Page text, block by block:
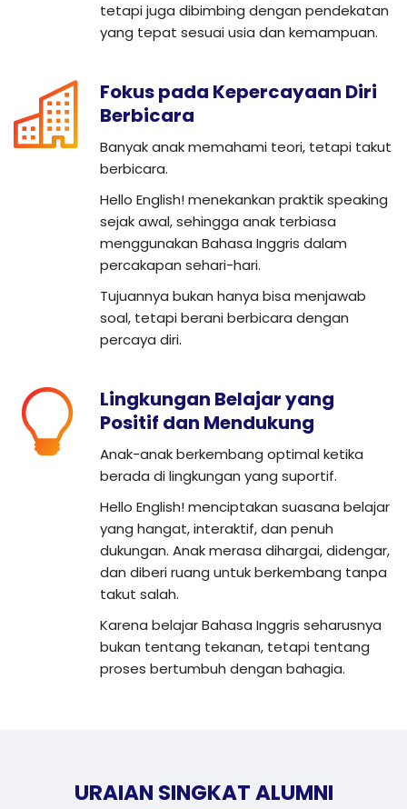
tetapi juga dibimbing dengan pendekatan
yang tepat sesuai usia dan kemampuan.
Fokus pada Kepercayaan Diri
Berbicara
Banyak anak memahami teori, tetapi takut
berbicara.
Hello English! menekankan praktik speaking
sejak awal, sehingga anak terbiasa
menggunakan Bahasa Inggris dalam
percakapan sehari-hari.
Tujuannya bukan hanya bisa menjawab
soal, tetapi berani berbicara dengan
percaya diri.
Lingkungan Belajar yang
Positif dan Mendukung
Anak-anak berkembang optimal ketika
berada di lingkungan yang suportif.
Hello English! menciptakan suasana belajar
yang hangat, interaktif, dan penuh
dukungan. Anak merasa dihargai, didengar,
dan diberi ruang untuk berkembang tanpa
takut salah.
Karena belajar Bahasa Inggris seharusnya
bukan tentang tekanan, tetapi tentang
proses bertumbuh dengan bahagia.
URAIAN SINGKAT ALUMNI